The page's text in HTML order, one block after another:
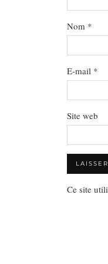
Nom *
E-mail *
Site web
Ce site